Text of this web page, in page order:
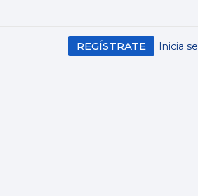
Inicia
REGÍSTRATE